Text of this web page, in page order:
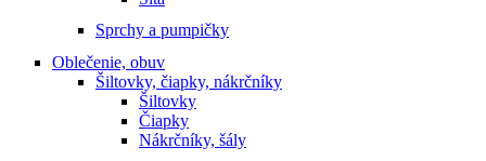
Sprchy a pumpičky
Oblečenie, obuv
Šiltovky, čiapky, nákrčníky
Šiltovky
Čiapky
Nákrčníky, šály